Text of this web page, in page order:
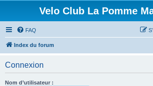
Velo Club La Pomme
FAQ
Index du forum
Connexion
Nom d’utilisateur :